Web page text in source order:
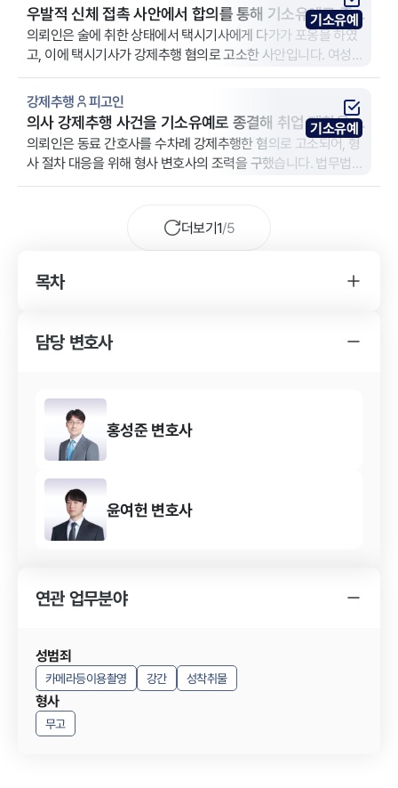
우발적 신체 접촉 사안에서 합의를 통해 기소유예로 종결
된 사례
의뢰인은 술에 취한 상태에서 택시기사에게 다가가 포옹을 하였
고, 이에 택시기사가 강제추행 혐의로 고소한 사안입니다. 여성인
의뢰인이 남성 택시기사에게 우발적으로 단순 포옹을 한 사건으
로, 강제추행의 구성요건 해당 여부에 대해 법률상 다툼의 여지가
있는 상황이었습니다. 의뢰인은 형사 절차가 장기화되는 것에 대
한 심리적 부담을 크게 느끼고 있었고, 무죄를 다투기보다는 신속
히 합의를 통해 사건을 마무리하기를 원하여 법무법인 YK 강남 주
사무소를 방문하였습니다.
기소유예
강제추행 피고인
의사 강제추행 사건을 기소유예로 종결해 취업 제한을 방
어한 사례
의뢰인은 동료 간호사를 수차례 강제추행한 혐의로 고소되어, 형
사 절차 대응을 위해 형사 변호사의 조력을 구했습니다. 법무법인
YK 대전 분사무소는 피고인 신분의 의뢰인을 대리했습니다.
기소유예
더보기1/5
목차
YK 강제추행 사건 변호사의 조력 내용
담당 변호사
홍성준 변호사
윤여헌 변호사
연관 업무분야
성범죄
카메라등이용촬영 강간 성착취물
형사
무고